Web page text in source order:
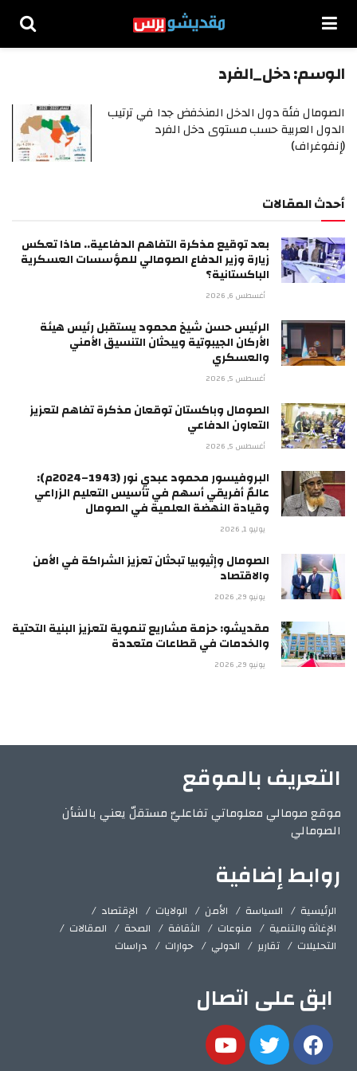
الوسم:دخل_الفرد
الصومال فئة دول الدخل المنخفض جدا في ترتيب
الدول العربية حسب مستوى دخل الفرد
(إنفوغراف)
أحدث المقالات
بعد توقيع مذكرة التفاهم الدفاعية.. ماذا تعكس
زيارة وزير الدفاع الصومالي للمؤسسات العسكرية
الباكستانية؟
أغسطس 6, 2026
الرئيس حسن شيخ محمود يستقبل رئيس هيئة
الأركان الجيبوتية ويبحثان التنسيق الأمني
والعسكري
أغسطس 5, 2026
الصومال وباكستان توقعان مذكرة تفاهم لتعزيز
التعاون الدفاعي
أغسطس 5, 2026
البروفيسور محمود عبدي نور (1943–2024م):
عالمٌ أفريقي أسهم في تأسيس التعليم الزراعي
وقيادة النهضة العلمية في الصومال
يوليو 1, 2026
الصومال وإثيوبيا تبحثان تعزيز الشراكة في الأمن
والاقتصاد
يونيو 29, 2026
مقديشو: حزمة مشاريع تنموية لتعزيز البنية التحتية
والخدمات في قطاعات متعددة
يونيو 29, 2026
التعريف بالموقع
موقع صومالي معلوماتي تفاعليّ مستقلّ يعني بالشأن
الصومالي
روابط إضافية
الرئيسية السياسة الأمن الولايات
الإقتصاد
الإغاثة والتنمية
منوعات الثقافة الصحة
المقالات
التحليلات
تقارير الدولي حوارات دراسات
ابق على اتصال